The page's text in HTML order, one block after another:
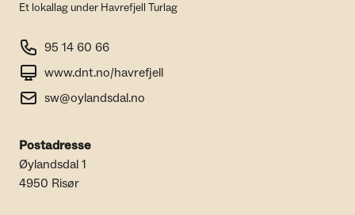
Et lokallag under Havrefjell Turlag
95 14 60 66
www.dnt.no/havrefjell
sw@oylandsdal.no
Postadresse
Øylandsdal 1
4950 Risør